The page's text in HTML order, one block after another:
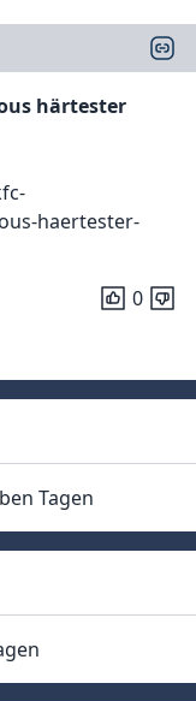
härtester
haertester-
0
Tagen